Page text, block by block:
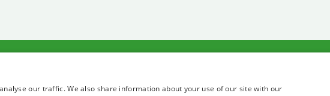
Terms of use
our traffic. We also share information about your use of our site with our